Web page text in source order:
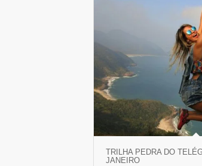
TRILHA PEDRA DO
JANEIRO